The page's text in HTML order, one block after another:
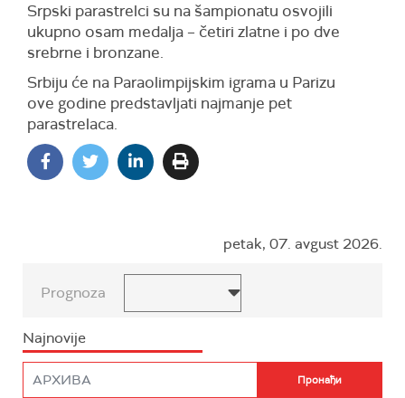
Srpski parastrelci su na šampionatu osvojili
ukupno osam medalja – četiri zlatne i po dve
srebrne i bronzane.
Srbiju će na Paraolimpijskim igrama u Parizu
ove godine predstavljati najmanje pet
parastrelaca.
petak, 07. avgust 2026.
Prognoza
Najnovije